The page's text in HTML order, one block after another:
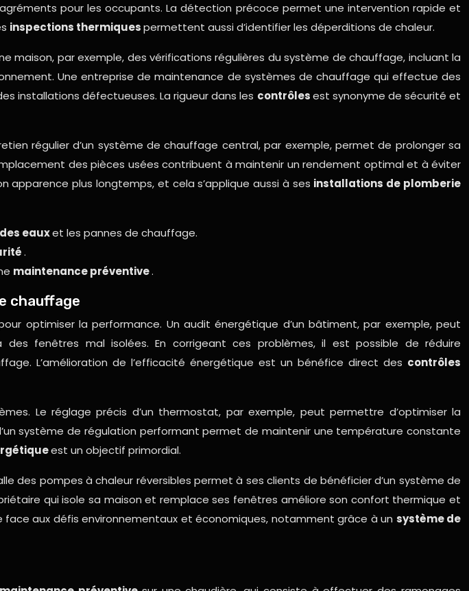
pour les occupants. La détection précoce permet une intervention rapide et
inspections thermiquespermettent aussi d’identifier les déperditions de chaleur.
maison, par exemple, des vérifications régulières du système de chauffage, incluant la
Une entreprise de maintenance de systèmes de chauffage qui effectue des
installations défectueuses. La rigueur dans les contrôlesest synonyme de sécurité et
régulier d’un système de chauffage central, par exemple, permet de prolonger sa
des pièces usées contribuent à maintenir un rendement optimal et à éviter
plus longtemps, et cela s’applique aussi à ses installations de plomberie
eauxet les pannes de chauffage.
.
maintenance préventive.
chauffage
optimiser la performance. Un audit énergétique d’un bâtiment, par exemple, peut
fenêtres mal isolées. En corrigeant ces problèmes, il est possible de réduire
L’amélioration de l’efficacité énergétique est un bénéfice direct des contrôles
Le réglage précis d’un thermostat, par exemple, peut permettre d’optimiser la
système de régulation performant permet de maintenir une température constante
est un objectif primordial.
des pompes à chaleur réversibles permet à ses clients de bénéficier d’un système de
qui isole sa maison et remplace ses fenêtres améliore son confort thermique et
aux défis environnementaux et économiques, notamment grâce à un système de